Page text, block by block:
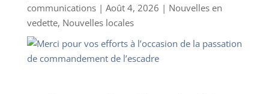
communications| Août 4, 2026 | Nouvelles en
vedette, Nouvelles locales